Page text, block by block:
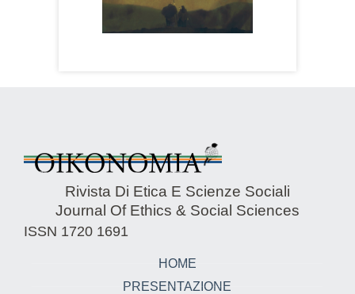
Rivista Di Etica E Scienze Sociali
Journal Of Ethics & Social Sciences
ISSN 1720 1691
HOME
PRESENTAZIONE